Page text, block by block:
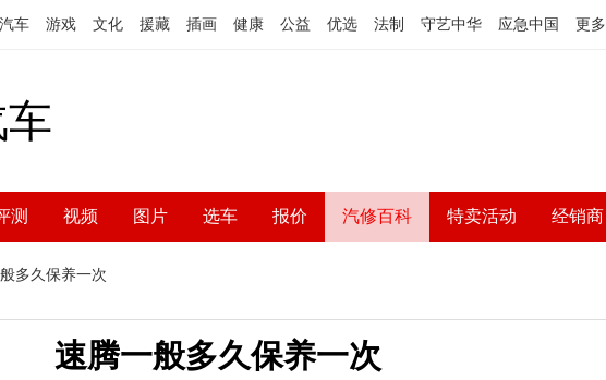
汽车 游戏 文化 援藏 插画 健康 公益 优选 法制 守艺中华 应急中国 更多
测 视频 图片 选车 报价 汽修百科 特卖活动 经销商
多久保养一次
速腾一般多久保养一次